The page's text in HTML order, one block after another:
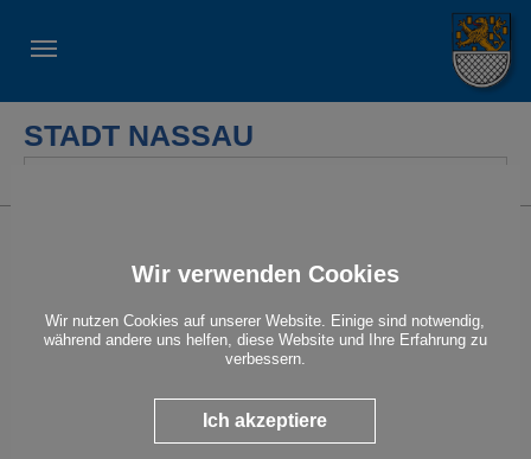
Wir verwenden Cookies
Wir nutzen Cookies auf unserer Website. Einige sind notwendig,
während andere uns helfen, diese Website und Ihre Erfahrung zu
verbessern.
Ich akzeptiere
STADT NASSAU
Suche
Der Partnerschaftskreis trifft sich regelmäßig, damit die
erhalten bleibt.
Neue Mitstreiter sind herzlich willkommen!
November 2022